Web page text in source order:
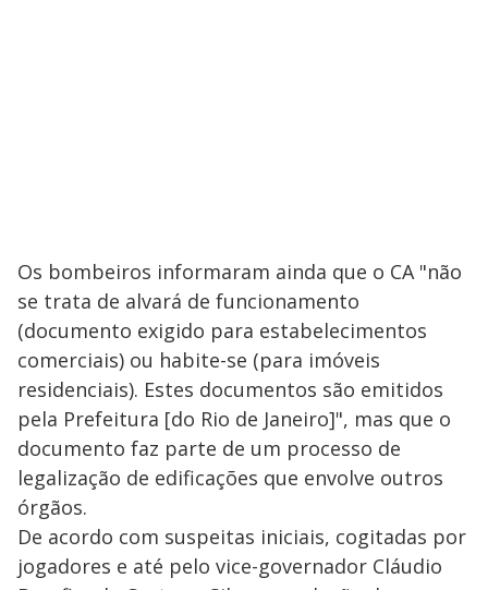
Os bombeiros informaram ainda que o CA "não
se trata de alvará de funcionamento
(documento exigido para estabelecimentos
comerciais) ou habite-se (para imóveis
residenciais). Estes documentos são emitidos
pela Prefeitura [do Rio de Janeiro]", mas que o
documento faz parte de um processo de
legalização de edificações que envolve outros
órgãos.
De acordo com suspeitas iniciais, cogitadas por
jogadores e até pelo vice-governador Cláudio